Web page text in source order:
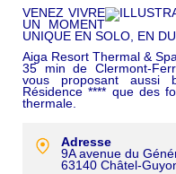
VENEZ VIVRE
UN MOMENT
UNIQUE EN SOLO, EN
Aiga Resort Thermal &
35 min de Clermont-
vous proposant aussi
Résidence **** que des
thermale.
Adresse
9A avenue du
63140 Châtel-